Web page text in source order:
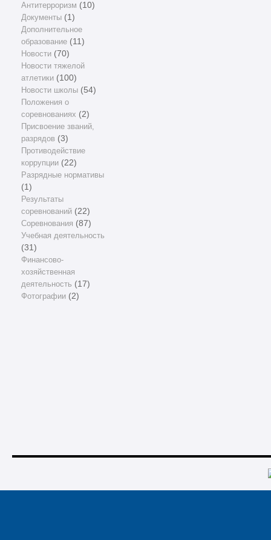
Антитерроризм (10)
Документы(1)
Дополнительное
образование(11)
Новости(70)
Новости тяжелой
атлетики(100)
Новости школы(54)
Положения о
соревнованиях (2)
Присвоение званий,
разрядов (3)
Противодействие
коррупции(22)
Разрядные нормативы
(1)
Результаты
соревнований(22)
Соревнования (87)
Учебная деятельность
(31)
Финансово-
хозяйственная
деятельность (17)
Фотографии(2)